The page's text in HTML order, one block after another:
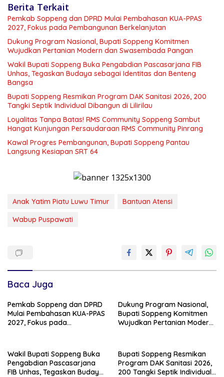
Berita Terkait
Pemkab Soppeng dan DPRD Mulai Pembahasan KUA-PPAS
2027, Fokus pada Pembangunan Berkelanjutan
Dukung Program Nasional, Bupati Soppeng Komitmen
Wujudkan Pertanian Modern dan Swasembada Pangan
Wakil Bupati Soppeng Buka Pengabdian Pascasarjana FIB
Unhas, Tegaskan Budaya sebagai Identitas dan Benteng
Bangsa
Bupati Soppeng Resmikan Program DAK Sanitasi 2026, 200
Tangki Septik Individual Dibangun di Lilirilau
Loyalitas Tanpa Batas! RMS Community Soppeng Sambut
Hangat Kunjungan Persaudaraan RMS Community Pinrang
Kawal Progres Pembangunan, Bupati Soppeng Pantau
Langsung Kesiapan SRT 64
Anak Yatim Piatu Luwu Timur
Bantuan Atensi
Wabup Puspawati
Baca Juga
Pemkab Soppeng dan DPRD
Mulai Pembahasan KUA-PPAS
2027, Fokus pada
Dukung Program Nasional,
Bupati Soppeng Komitmen
Wujudkan Pertanian Modern
Wakil Bupati Soppeng Buka
Pengabdian Pascasarjana
FIB Unhas, Tegaskan Budaya
Bupati Soppeng Resmikan
Program DAK Sanitasi 2026,
200 Tangki Septik Individual